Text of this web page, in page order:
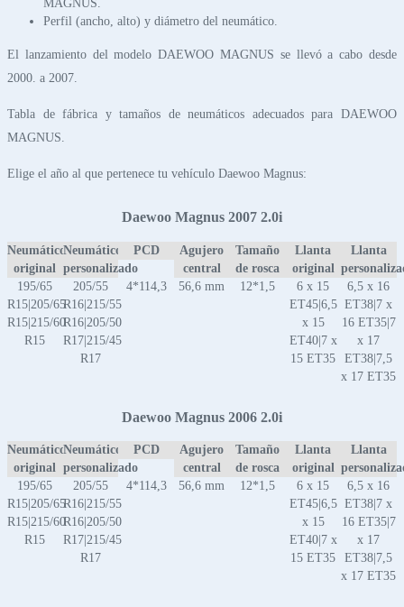
MAGNUS.
Perfil (ancho, alto) y diámetro del neumático.
El lanzamiento del modelo DAEWOO MAGNUS se llevó a cabo desde
2000. a 2007.
Tabla de fábrica y tamaños de neumáticos adecuados para DAEWOO
MAGNUS.
Elige el año al que pertenece tu vehículo Daewoo Magnus:
Daewoo Magnus 2007 2.0i
Neumático
original
Neumático
personalizado
PCD
Agujero
central
Tamaño
de rosca
Llanta
original
Llanta
195/65
R15|205/65
R15|215/60
R15
205/55
R16|215/55
R16|205/50
R17|215/45
R17
4*114,3 56,6 mm 12*1,5
6 x 15
ET45|6,5
x 15
ET40|7 x
15 ET35
6,5 x 16
ET38|7 x
16 ET35|7
x 17
ET38|7,5
x 17 ET35
Daewoo Magnus 2006 2.0i
Neumático
original
Neumático
personalizado
PCD
Agujero
central
Tamaño
de rosca
Llanta
original
Llanta
195/65
R15|205/65
R15|215/60
R15
205/55
R16|215/55
R16|205/50
R17|215/45
R17
4*114,3 56,6 mm 12*1,5
6 x 15
ET45|6,5
x 15
ET40|7 x
15 ET35
6,5 x 16
ET38|7 x
16 ET35|7
x 17
ET38|7,5
x 17 ET35